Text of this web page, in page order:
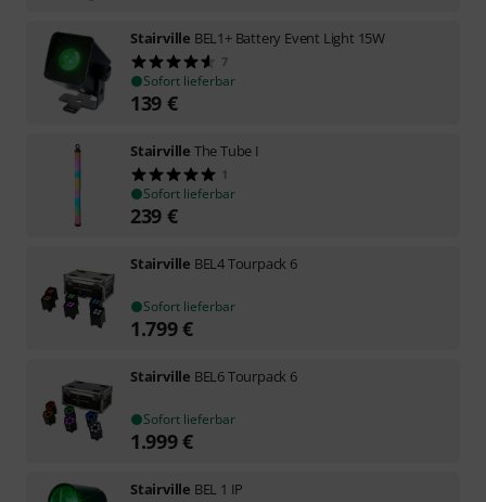
Stairville BEL1+ Battery Event Light 15W
7
Sofort lieferbar
139 €
Stairville The Tube I
1
Sofort lieferbar
239 €
Stairville BEL4 Tourpack 6
Sofort lieferbar
1.799€
Stairville BEL6 Tourpack 6
Sofort lieferbar
1.999€
Stairville BEL 1 IP